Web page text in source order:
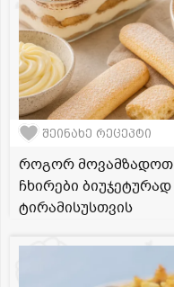
შეინახე რეცეპტი
როგორ
ჩხირები ბიუჯეტურად
ტირამისუსთვის